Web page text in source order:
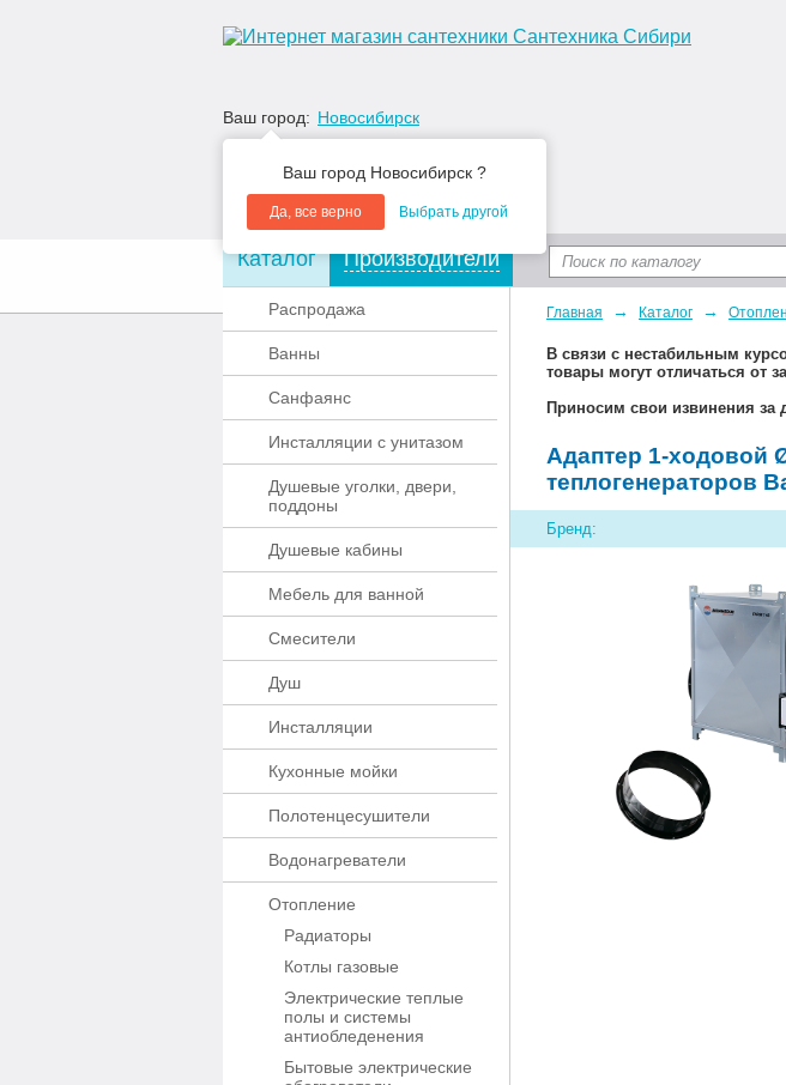
Ваш город: Новосибирск
Ваш город Новосибирск ?
Да, все верно Выбрать другой
О компании Акции Доставка и оплата
Каталог Производители
Распродажа
Ванны
Санфаянс
Инсталляции с унитазом
Душевые уголки, двери,
поддоны
Душевые кабины
Мебель для ванной
Смесители
Душ
Инсталляции
Кухонные мойки
Полотенцесушители
Водонагреватели
Отопление
Радиаторы
Котлы газовые
Электрические теплые
полы и системы
антиобледенения
Бытовые электрические
Главная → Каталог →
В связи с нестабильным
товары могут отличаться от
Приносим свои извинения за
Адаптер 1-ходовой
теплогенераторов
Бренд: